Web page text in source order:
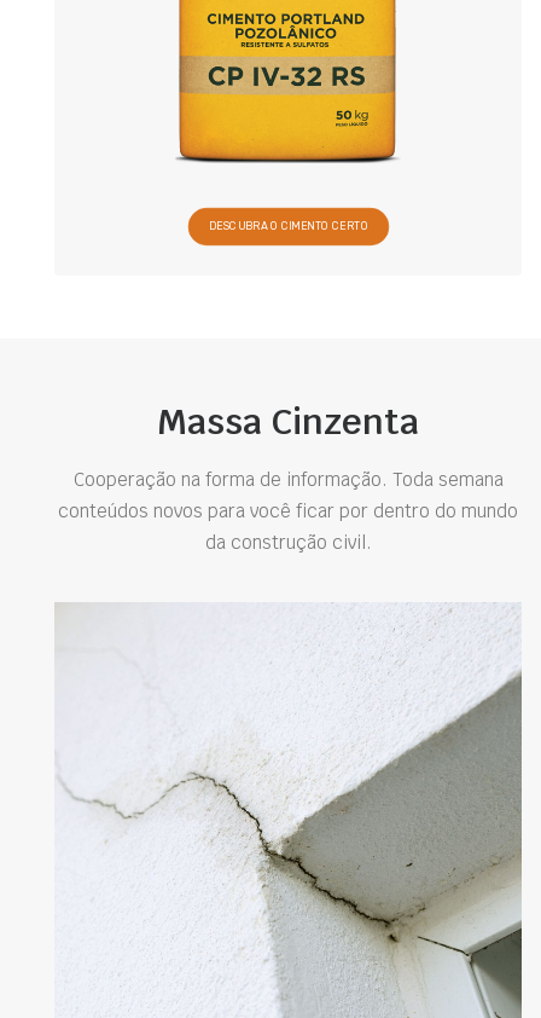
DESCUBRA O CIMENTO CERTO
Massa Cinzenta
Cooperação na forma de informação. Toda semana
conteúdos novos para você ficar por dentro do mundo
da construção civil.